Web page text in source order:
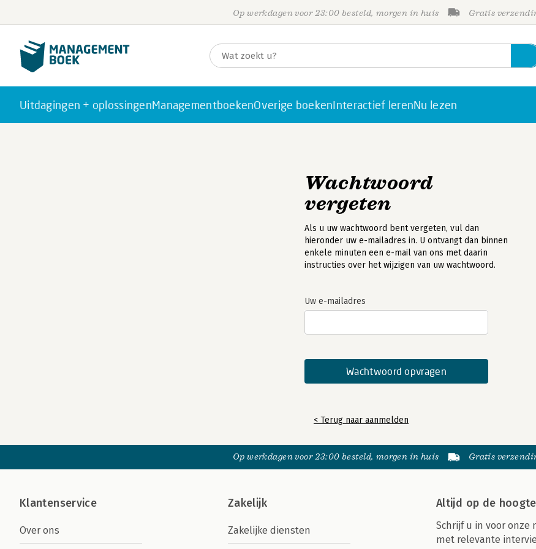
Op werkdagen voor 23:00 besteld, morgen in huis Gratis
Uitdagingen + oplossingenManagementboekenOverige boekenInteractief lerenNu lezen
Wachtwoord
vergeten
Als u uw wachtwoord bent vergeten, vul dan
hieronder uw e-mailadres in. U ontvangt dan binnen
enkele minuten een e-mail van ons met daarin
instructies over het wijzigen van uw wachtwoord.
Uw e-mailadres
< Terug naar aanmelden
Op werkdagen voor 23:00 besteld, morgen in huis Gratis
Klantenservice
Over ons
Zakelijk
Zakelijke diensten
Altijd op de hoogte
Schrijf u in voor onze
met relevante